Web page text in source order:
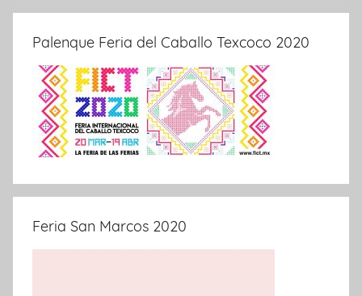
Palenque Feria del Caballo Texcoco 2020
Feria San Marcos 2020